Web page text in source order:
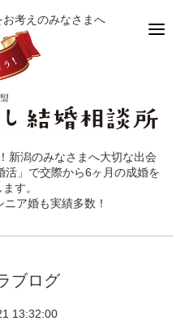
考えのみなさまへ
新潟のみなさまへ大切な出会
活」で交際から6ヶ月の成婚を
す。
ア婚も実績多数！
ブログ
13:32:00